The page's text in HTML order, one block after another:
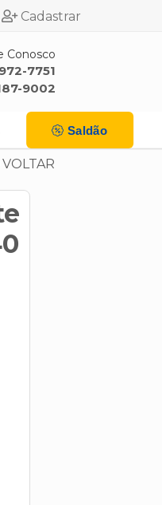
Cadastrar
Conosco
7751
9002
Saldão
VOLTAR